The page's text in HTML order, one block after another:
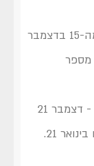
היוש, תחת 'מיוקרדיטיס' רשום "המסמך, מה-15 בדצמבר
מפרט מספר
או שהחישוב לא נכון או שהתאריך לא נכון - דצמבר 21